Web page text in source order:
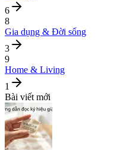
6
8
Gia dụng & Đời sống
3
9
Home & Living
1
Bài viết mới